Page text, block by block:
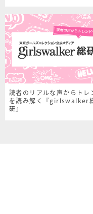
読者のリアルな声からトレ
を読み解く『girlswalker
研』